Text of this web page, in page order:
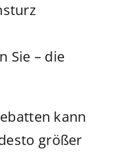
Sie – die
kann
größer